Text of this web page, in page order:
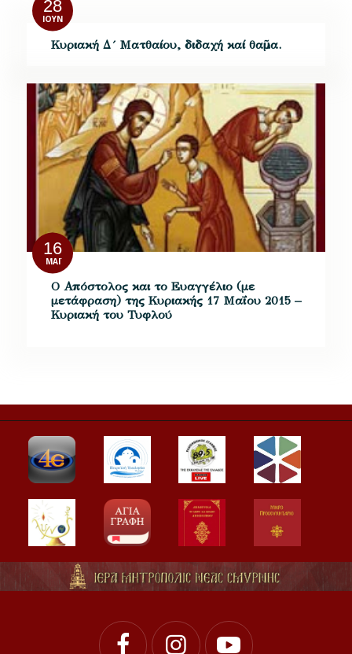
28
ΙΟΎΝ
Κυριακή Δ´ Ματθαίου, διδαχή καί θαῦμα.
16
ΜΆΙ
Ο Απόστολος και το Ευαγγέλιο (με
μετάφραση) της Κυριακής 17 Μαΐου 2015 –
Κυριακή του Τυφλού